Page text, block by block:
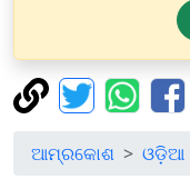
ଆମ୍ରକୋଶ ଓଡ଼ିଆ